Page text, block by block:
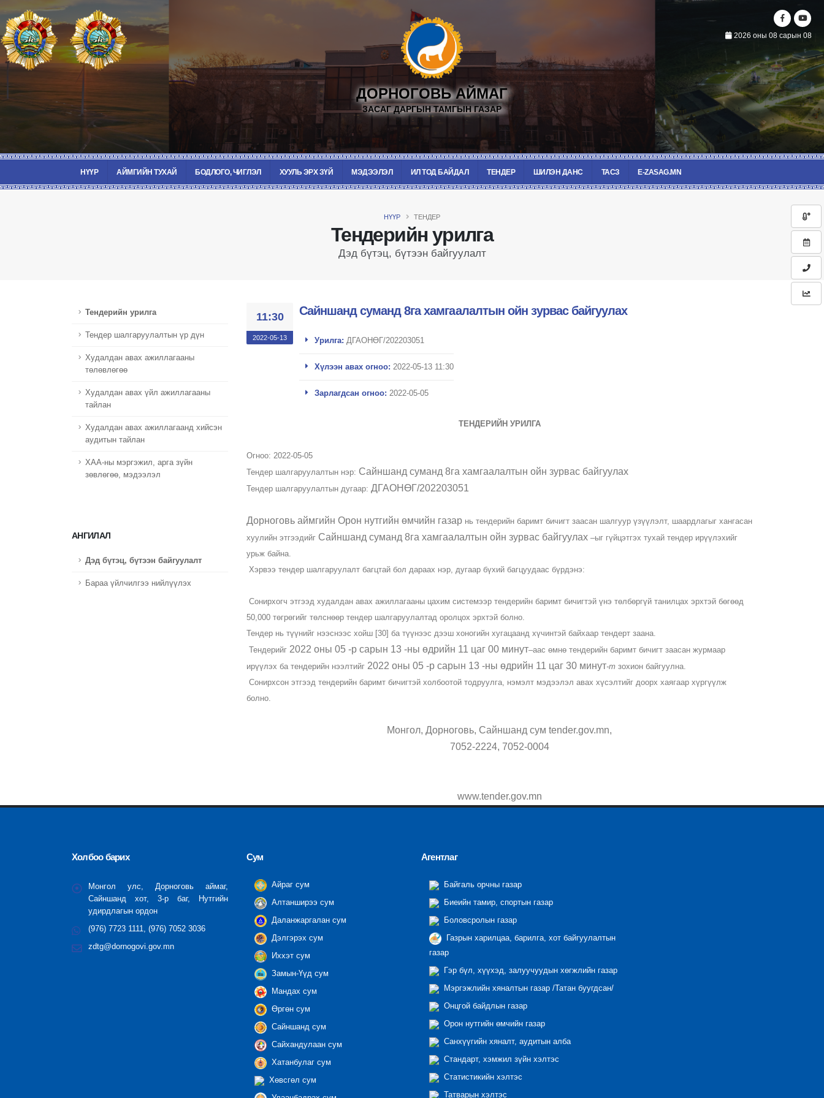
2026 оны 08 сарын 08
ДОРНОГОВЬ АЙМАГ
ЗАСАГ ДАРГЫН ТАМГЫН ГАЗАР
НҮҮР АЙМГИЙН ТУХАЙ БОДЛОГО, ЧИГЛЭЛ ХУУЛЬ ЭРХ ЗҮЙ МЭДЭЭЛЭЛ ИЛ ТОД БАЙДАЛ ТЕНДЕР ШИЛЭН ДАНС ТАСЗ E-ZASAG.MN
Тендерийн урилга
Дэд бүтэц, бүтээн байгуулалт
НҮҮР ТЕНДЕР
Тендерийн урилга
Тендер шалгаруулалтын үр дүн
Худалдан авах ажиллагааны
төлөвлөгөө
Худалдан авах үйл ажиллагааны
тайлан
Худалдан авах ажиллагаанд хийсэн
аудитын тайлан
ХАА-ны мэргэжил, арга зүйн
зөвлөгөө, мэдээлэл
АНГИЛАЛ
Дэд бүтэц, бүтээн байгуулалт
Бараа үйлчилгээ нийлүүлэх
11:30
2022-05-13
Сайншанд суманд 8га хамгаалалтын ойн зурвас байгуулах
Урилга: ДГАОНӨГ/202203051
Хүлээн авах огноо: 2022-05-13 11:30
Зарлагдсан огноо: 2022-05-05
ТЕНДЕРИЙН УРИЛГА
Огноо: 2022-05-05
​Тендер шалгаруулалтын нэр: Сайншанд суманд 8га хамгаалалтын ойн зурвас байгуулах
​Тендер шалгаруулалтын дугаар: ДГАОНӨГ/202203051
Дорноговь аймгийн Орон нутгийн өмчийн газар нь тендерийн баримт бичигт заасан шалгуур үзүүлэлт, шаардлагыг хангасан
хуулийн этгээдийг Сайншанд суманд 8га хамгаалалтын ойн зурвас байгуулах –ыг гүйцэтгэх тухай тендер ирүүлэхийг
урьж байна.
Хэрвээ тендер шалгаруулалт багцтай бол дараах нэр, дугаар бүхий багцуудаас бүрдэнэ:
Сонирхогч этгээд худалдан авах ажиллагааны цахим системээр тендерийн баримт бичигтэй үнэ төлбөргүй танилцах эрхтэй бөгөөд
50,000 төгрөгийг төлснөөр тендер шалгаруулалтад оролцох эрхтэй болно.
Тендер нь түүнийг нээснээс хойш [30] ба түүнээс дээш хоногийн хугацаанд хүчинтэй байхаар тендерт заана.
Тендерийг 2022 оны 05 -р сарын 13 -ны өдрийн 11 цаг 00 минут–аас өмнө тендерийн баримт бичигт заасан журмаар
ирүүлэх ба тендерийн нээлтийг 2022 оны 05 -р сарын 13 -ны өдрийн 11 цаг 30 минут-т зохион байгуулна.
Сонирхсон этгээд тендерийн баримт бичигтэй холбоотой тодруулга, нэмэлт мэдээлэл авах хүсэлтийг доорх хаягаар хүргүүлж
болно.
Монгол, Дорноговь, Сайншанд сум tender.gov.mn,
7052-2224, 7052-0004
www.tender.gov.mn
Холбоо барих
Монгол улс, Дорноговь аймаг,
Сайншанд хот, 3-р баг, Нутгийн
удирдлагын ордон
(976) 7723 1111, (976) 7052 3036
zdtg@dornogovi.gov.mn
Сум
Айраг сум
Алтанширээ сум
Даланжаргалан сум
Дэлгэрэх сум
Иххэт сум
Замын-Үүд сум
Мандах сум
Өргөн сум
Сайншанд сум
Сайхандулаан сум
Хатанбулаг сум
Хөвсгөл сум
Агентлаг
Байгаль орчны газар
Биеийн тамир, спортын газар
Боловсролын газар
Газрын харилцаа, барилга, хот байгуулалтын
газар
Гэр бүл, хүүхэд, залуучуудын хөгжлийн газар
Мэргэжлийн хяналтын газар /Татан буугдсан/
Онцгой байдлын газар
Орон нутгийн өмчийн газар
Санхүүгийн хяналт, аудитын алба
Стандарт, хэмжил зүйн хэлтэс
Статистикийн хэлтэс
Татварын хэлтэс